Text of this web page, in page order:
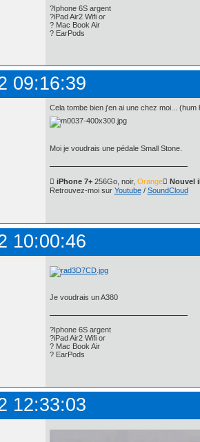
?Iphone 6S argent
?iPad Air2 Wifi or
? Mac Book Air
? EarPods
09:16:39
Cela tombe bien j'en ai une chez moi... (hum
Moi je voudrais une pédale Small Stone.
 iPhone 7+256Go, noir, Orange Nouvel
Retrouvez-moi sur Youtube/ SoundCloud
10:00:46
Je voudrais un A380
?Iphone 6S argent
?iPad Air2 Wifi or
? Mac Book Air
? EarPods
12:33:03